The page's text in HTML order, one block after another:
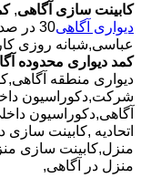
کابینت سازی آگاهی,
دیواری آگاهی
عباسی,شبانه روزی
کمد دیواری محدوده
دیواری منطقه
شرکت,دکوراسیون
آگاهی,دکوراسیون
اتحادیه ,کابینت
منزل,کابینت سازی
منزل در آگاهی,